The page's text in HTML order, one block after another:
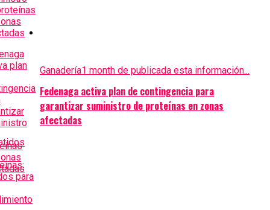
Ganadería1 month de publicada esta información...
Fedenaga activa plan de contingencia para
garantizar suministro de proteínas en zonas
afectadas